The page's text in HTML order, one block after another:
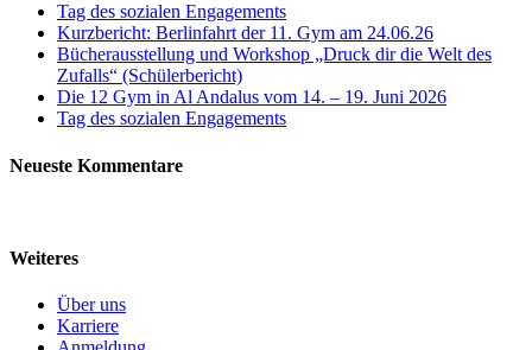
Tag des sozialen Engagements
Kurzbericht: Berlinfahrt der 11. Gym am 24.06.26
Bücherausstellung und Workshop „Druck dir die Welt des
Zufalls“ (Schülerbericht)
Die 12 Gym in Al Andalus vom 14. – 19. Juni 2026
Tag des sozialen Engagements
Neueste Kommentare
Weiteres
Über uns
Karriere